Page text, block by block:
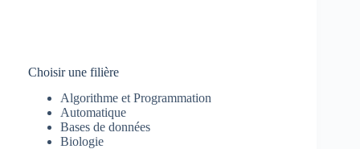
Choisir une filière
Algorithme et Programmation
Automatique
Bases de données
Biologie